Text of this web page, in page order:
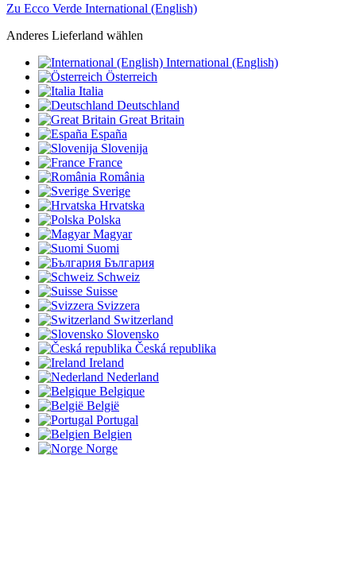
Zu Ecco Verde International (English)
Anderes Lieferland wählen
International (English)
Österreich
Italia
Deutschland
Great Britain
España
Slovenija
France
România
Sverige
Hrvatska
Polska
Magyar
Suomi
България
Schweiz
Suisse
Svizzera
Switzerland
Slovensko
Česká republika
Ireland
Nederland
Belgique
België
Portugal
Belgien
Norge